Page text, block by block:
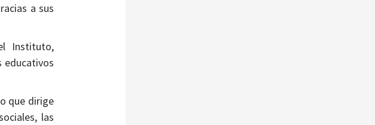
a sus
Instituto,
educativos
que dirige
las